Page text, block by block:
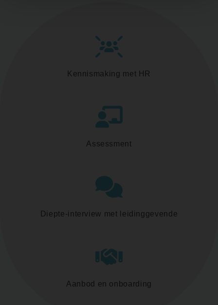
Kennismaking met HR
Assessment
Diepte-interview met leidinggevende
Aanbod en onboarding